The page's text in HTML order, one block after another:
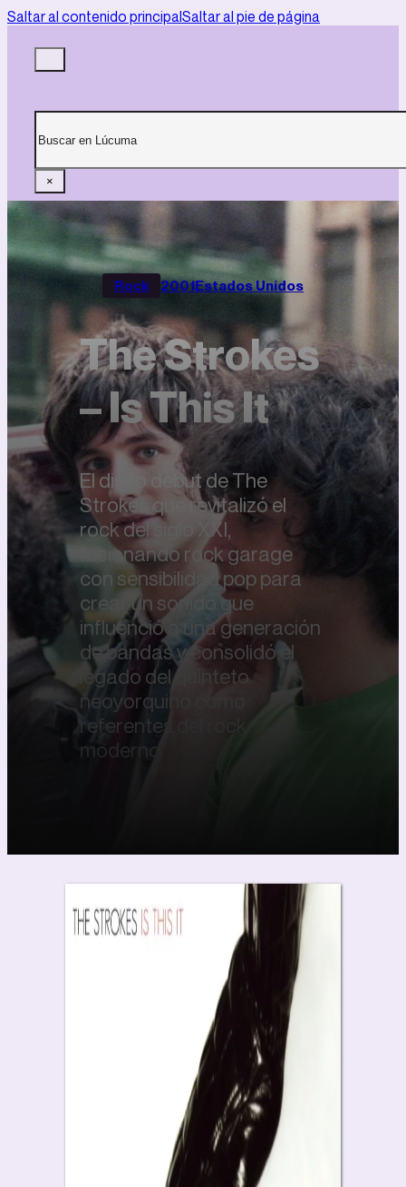
Saltar al contenido principalSaltar al pie de página
×
Rock 2001Estados Unidos
The Strokes
– Is This It
El disco debut de The
Strokes que revitalizó el
rock del siglo XXI,
fusionando rock garage
con sensibilidad pop para
crear un sonido que
influenció a una generación
de bandas y consolidó el
legado del quinteto
neoyorquino como
referentes del rock
moderno.